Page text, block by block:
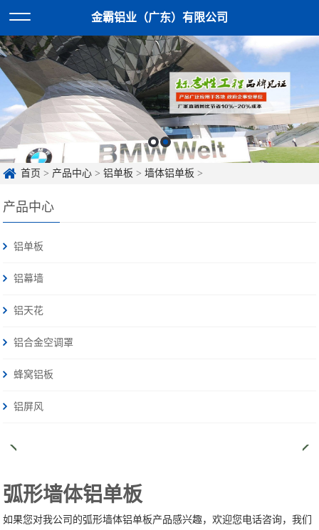
金霸铝业（广东）有限公司
首页 > 产品中心 >铝单板 >墙体铝单板 >
产品中心
铝单板
铝幕墙
铝天花
铝合金空调罩
蜂窝铝板
铝屏风
弧形墙体铝单板
如果您对我公司的弧形墙体铝单板产品感兴趣，欢迎您电话咨询，我们